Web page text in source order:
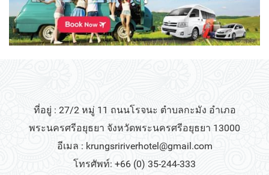
ที่อยู่ : 27/2 หมู่ 11 ถนนโรจนะ ตำบลกะมัง อำเภอ
พระนครศรีอยุธยา จังหวัดพระนครศรีอยุธยา 13000
อีเมล : krungsririverhotel@gmail.com
โทรศัพท์: +66 (0) 35-244-333